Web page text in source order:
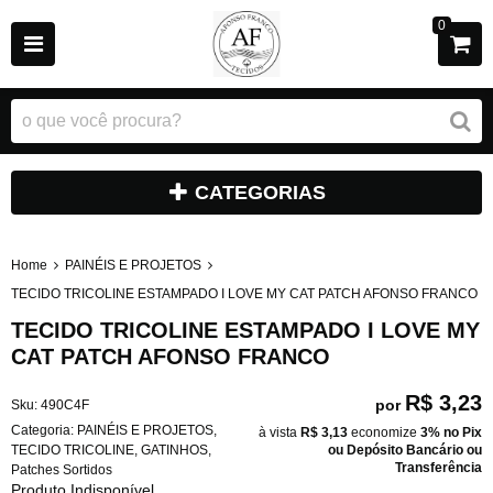
0
CATEGORIAS
Home
PAINÉIS E PROJETOS
TECIDO TRICOLINE ESTAMPADO I LOVE MY CAT PATCH AFONSO FRANCO
TECIDO TRICOLINE ESTAMPADO I LOVE MY
CAT PATCH AFONSO FRANCO
Sku: 490C4F
Categoria: PAINÉIS E PROJETOS
TECIDO TRICOLINE GATINHOS
Patches Sortidos
Produto Indisponível
por R$ 3,23
à vista R$ 3,13 economize 3% no Pix
ou Depósito Bancário ou
Transferência